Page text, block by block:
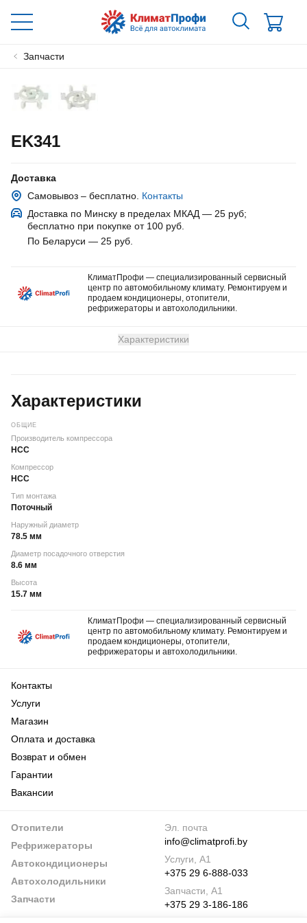
Запчасти
EK341
Доставка
Самовывоз – бесплатно. Контакты
Доставка по Минску в пределах МКАД — 25 руб;
бесплатно при покупке от 100 руб.
По Беларуси — 25 руб
КлиматПрофи — специализированный сервисный
центр по автомобильному климату. Ремонтируем и
продаем кондиционеры, отопители,
рефрижераторы и автохолодильники.
Характеристики
Характеристики
ОБЩИЕ
Производитель компрессора
HCC
Компрессор
HCC
Тип монтажа
Поточный
Наружный диаметр
78.5 мм
Диаметр посадочного отверстия
8.6 мм
Высота
15.7 мм
КлиматПрофи — специализированный сервисный
центр по автомобильному климату. Ремонтируем и
продаем кондиционеры, отопители,
рефрижераторы и автохолодильники.
Отопители
Рефрижераторы
Автокондиционеры
Автохолодильники
Запчасти
Контакты
Услуги
Магазин
Оплата и доставка
Возврат и обмен
Гарантии
Вакансии
Эл. почта
info@climatprofi.by
Услуги, А1
+375 29 6-888-033
Запчасти, А1
+375 29 3-186-186